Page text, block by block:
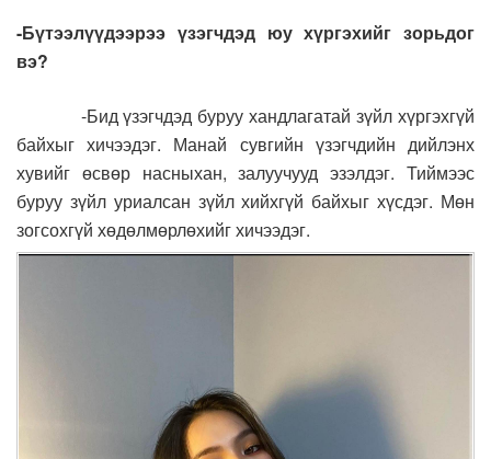
-Бүтээлүүдээрээ үзэгчдэд юу хүргэхийг зорьдог
вэ?
-Бид үзэгчдэд буруу хандлагатай зүйл хүргэхгүй
байхыг хичээдэг. Манай сувгийн үзэгчдийн дийлэнх
хувийг өсвөр насныхан, залуучууд эзэлдэг. Тиймээс
буруу зүйл уриалсан зүйл хийхгүй байхыг хүсдэг. Мөн
зогсохгүй хөдөлмөрлөхийг хичээдэг.